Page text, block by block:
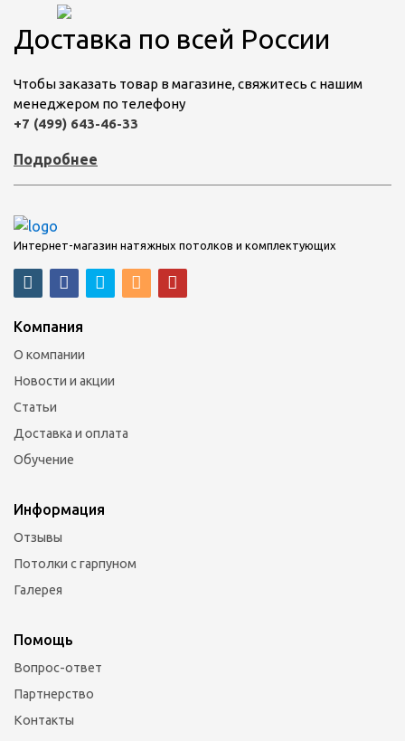
Доставка по всей России
Чтобы заказать товар в магазине, свяжитесь с нашим
менеджером по телефону
+7 (499) 643-46-33
Подробнее
Интернет-магазин натяжных потолков и комплектующих
Компания
О компании
Новости и акции
Статьи
Доставка и оплата
Обучение
Информация
Отзывы
Потолки с гарпуном
Галерея
Помощь
Вопрос-ответ
Партнерство
Контакты